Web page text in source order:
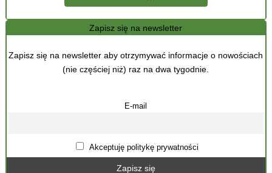
Zapisz się na newsletter
Zapisz się na newsletter aby otrzymywać informacje o nowościach
(nie częściej niż) raz na dwa tygodnie.
E-mail
Akceptuję politykę prywatności